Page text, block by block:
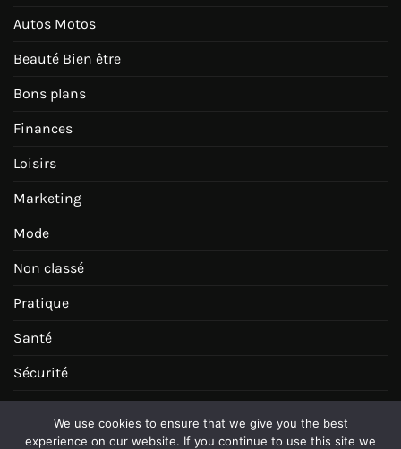
Autos Motos
Beauté Bien être
Bons plans
Finances
Loisirs
Marketing
Mode
Non classé
Pratique
Santé
Sécurité
Services entreprises
We use cookies to ensure that we give you the best
experience on our website. If you continue to use this site we